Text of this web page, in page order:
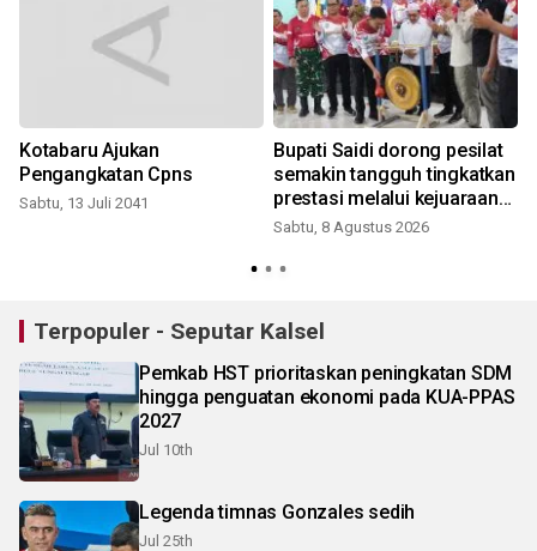
Kotabaru Ajukan
Pengangkatan Cpns
Sabtu, 13 Juli 2041
Bupati Saidi dorong pesilat
semakin tangguh tingkatkan
prestasi melalui kejuaraan
Piala Bupati
Sabtu, 8 Agustus 2026
Terpopuler - Seputar Kalsel
Pemkab HST prioritaskan peningkatan SDM
hingga penguatan ekonomi pada KUA-PPAS
2027
Jul 10th
Legenda timnas Gonzales sedih
Jul 25th